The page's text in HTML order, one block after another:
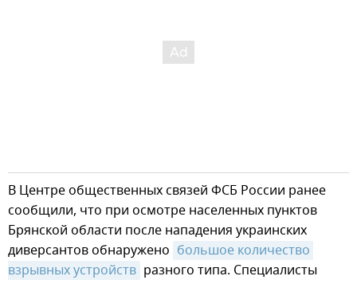
В Центре общественных связей ФСБ России ранее
сообщили, что при осмотре населенных пунктов
Брянской области после нападения украинских
диверсантов обнаружено большое количество
взрывных устройств разного типа. Специалисты